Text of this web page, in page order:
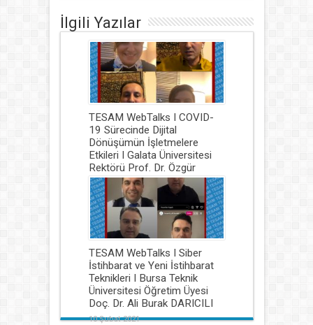
İlgili Yazılar
TESAM WebTalks I COVID-
19 Sürecinde Dijital
Dönüşümün İşletmelere
Etkileri I Galata Üniversitesi
Rektörü Prof. Dr. Özgür
ÇENGEL
10 Şubat 2021
TESAM WebTalks I Siber
İstihbarat ve Yeni İstihbarat
Teknikleri I Bursa Teknik
Üniversitesi Öğretim Üyesi
Doç. Dr. Ali Burak DARICILI
10 Şubat 2021